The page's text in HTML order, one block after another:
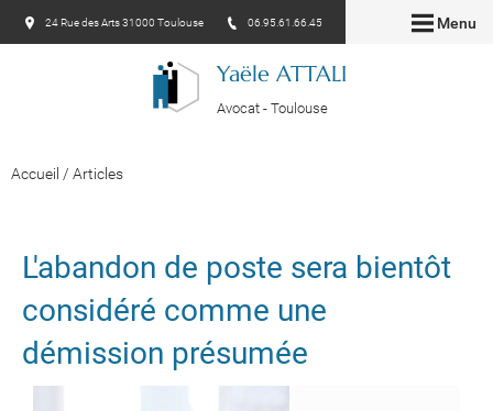
Menu
Yaële ATTALI
Avocat - Toulouse
24 Rue des Arts 31000 Toulouse 06.95.61.66.45
Accueil / Articles
L'abandon de poste sera bientôt
considéré comme une
démission présumée